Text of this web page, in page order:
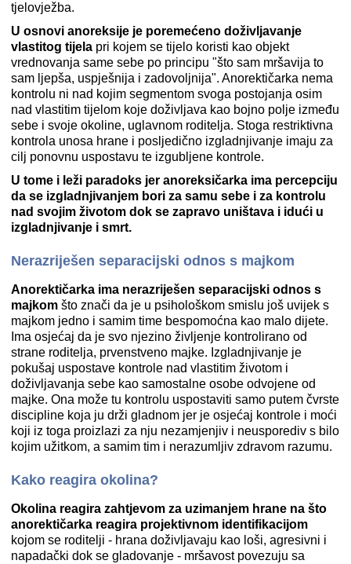
tjelovježba.
U osnovi anoreksije je poremećeno doživljavanje
vlastitog tijela pri kojem se tijelo koristi kao objekt
vrednovanja same sebe po principu "što sam mršavija to
sam ljepša, uspješnija i zadovoljnija". Anorektičarka nema
kontrolu ni nad kojim segmentom svoga postojanja osim
nad vlastitim tijelom koje doživljava kao bojno polje između
sebe i svoje okoline, uglavnom roditelja. Stoga restriktivna
kontrola unosa hrane i posljedično izgladnjivanje imaju za
cilj ponovnu uspostavu te izgubljene kontrole.
U tome i leži paradoks jer anoreksičarka ima percepciju
da se izgladnjivanjem bori za samu sebe i za kontrolu
nad svojim životom dok se zapravo uništava i idući u
izgladnjivanje i smrt.
Nerazriješen separacijski odnos s majkom
Anorektičarka ima nerazriješen separacijski odnos s
majkom što znači da je u psihološkom smislu još uvijek s
majkom jedno i samim time bespomoćna kao malo dijete.
Ima osjećaj da je svo njezino življenje kontrolirano od
strane roditelja, prvenstveno majke. Izgladnjivanje je
pokušaj uspostave kontrole nad vlastitim životom i
doživljavanja sebe kao samostalne osobe odvojene od
majke. Ona može tu kontrolu uspostaviti samo putem čvrste
discipline koja ju drži gladnom jer je osjećaj kontrole i moći
koji iz toga proizlazi za nju nezamjenjiv i neusporediv s bilo
kojim užitkom, a samim tim i nerazumljiv zdravom razumu.
Kako reagira okolina?
Okolina reagira zahtjevom za uzimanjem hrane na što
anorektičarka reagira projektivnom identifikacijom
kojom se roditelji - hrana doživljavaju kao loši, agresivni i
napadački dok se gladovanje - mršavost povezuju sa